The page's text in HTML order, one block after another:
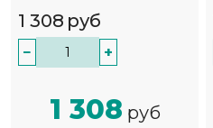
1 308 руб
− +
1 308 руб